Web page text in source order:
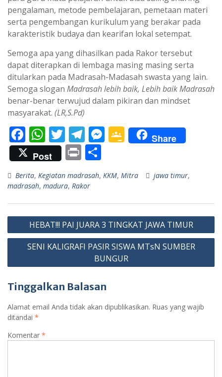
pengalaman, metode pembelajaran, pemetaan materi
serta pengembangan kurikulum yang berakar pada
karakteristik budaya dan kearifan lokal setempat.
Semoga apa yang dihasilkan pada Rakor tersebut
dapat diterapkan di lembaga masing masing serta
ditularkan pada Madrasah-Madasah swasta yang lain.
Semoga slogan Madrasah lebih baik, Lebih baik Madrasah
benar-benar terwujud dalam pikiran dan mindset
masyarakat. (LR,S.Pd)
F
ac
e
b
o
o
k
W
h
at
s
A
p
p
T
w
itt
er
T
el
e
gr
a
m
M
e
n
g
er
G
o
gl
e
Cl
as
sr
o
Share
Post
Pr
in
t
h
ar
e
Berita, Kegiatan madrasah, KKM, Mitra jawa timur,
madrasah, madura, Rakor
Navigasi
pos
HEBAT!!! PAI JUARA 3 TINGKAT JAWA TIMUR
SENI KALIGRAFI PASIR SISWA MTsN SUMBER
BUNGUR
Tinggalkan Balasan
Alamat email Anda tidak akan dipublikasikan. Ruas yang wajib
ditandai *
Komentar *